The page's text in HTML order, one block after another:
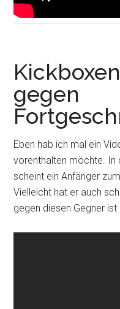
gegen
Eben hab ich mal ein
vorenthalten möchte. In
scheint ein Anfänger
Vielleicht hat er auch
gegen diesen Gegner